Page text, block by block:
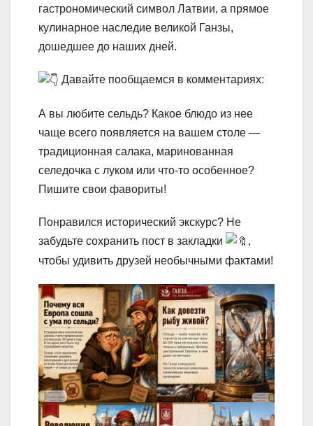
гастрономический символ Латвии, а прямое
кулинарное наследие великой Ганзы,
дошедшее до наших дней.
Давайте пообщаемся в комментариях:
А вы любите сельдь? Какое блюдо из нее
чаще всего появляется на вашем столе —
традиционная салака, маринованная
селедочка с луком или что-то особенное?
Пишите свои фавориты!
Понравился исторический экскурс? Не
забудьте сохранить пост в закладки
,
чтобы удивить друзей необычными фактами!